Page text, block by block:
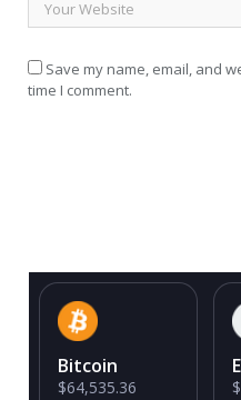
Save my name, email, and
time I comment.
Bitcoin
$64,535.36